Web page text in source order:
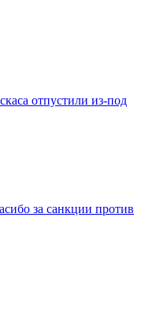
отпустили из-под
за санкции против